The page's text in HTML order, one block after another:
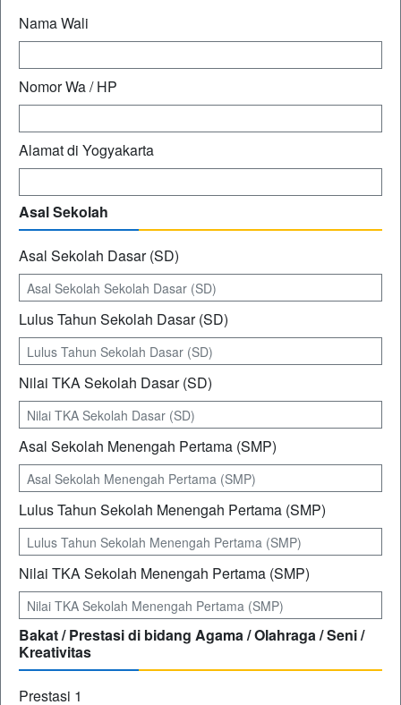
Nama Wali
Nomor Wa / HP
Alamat di Yogyakarta
Asal Sekolah
Asal Sekolah Dasar (SD)
Lulus Tahun Sekolah Dasar (SD)
Nilai TKA Sekolah Dasar (SD)
Asal Sekolah Menengah Pertama (SMP)
Lulus Tahun Sekolah Menengah Pertama (SMP)
Nilai TKA Sekolah Menengah Pertama (SMP)
Bakat / Prestasi di bidang Agama / Olahraga / Seni /
Kreativitas
Prestasi 1